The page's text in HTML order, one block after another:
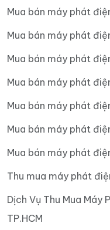
Mua bán máy phát
Mua bán máy phát
Mua bán máy phát
Mua bán máy phát
Mua bán máy phát
Mua bán máy phát
Mua bán máy phát
Thu mua máy phát
Dịch Vụ Thu Mua Máy
TP.HCM